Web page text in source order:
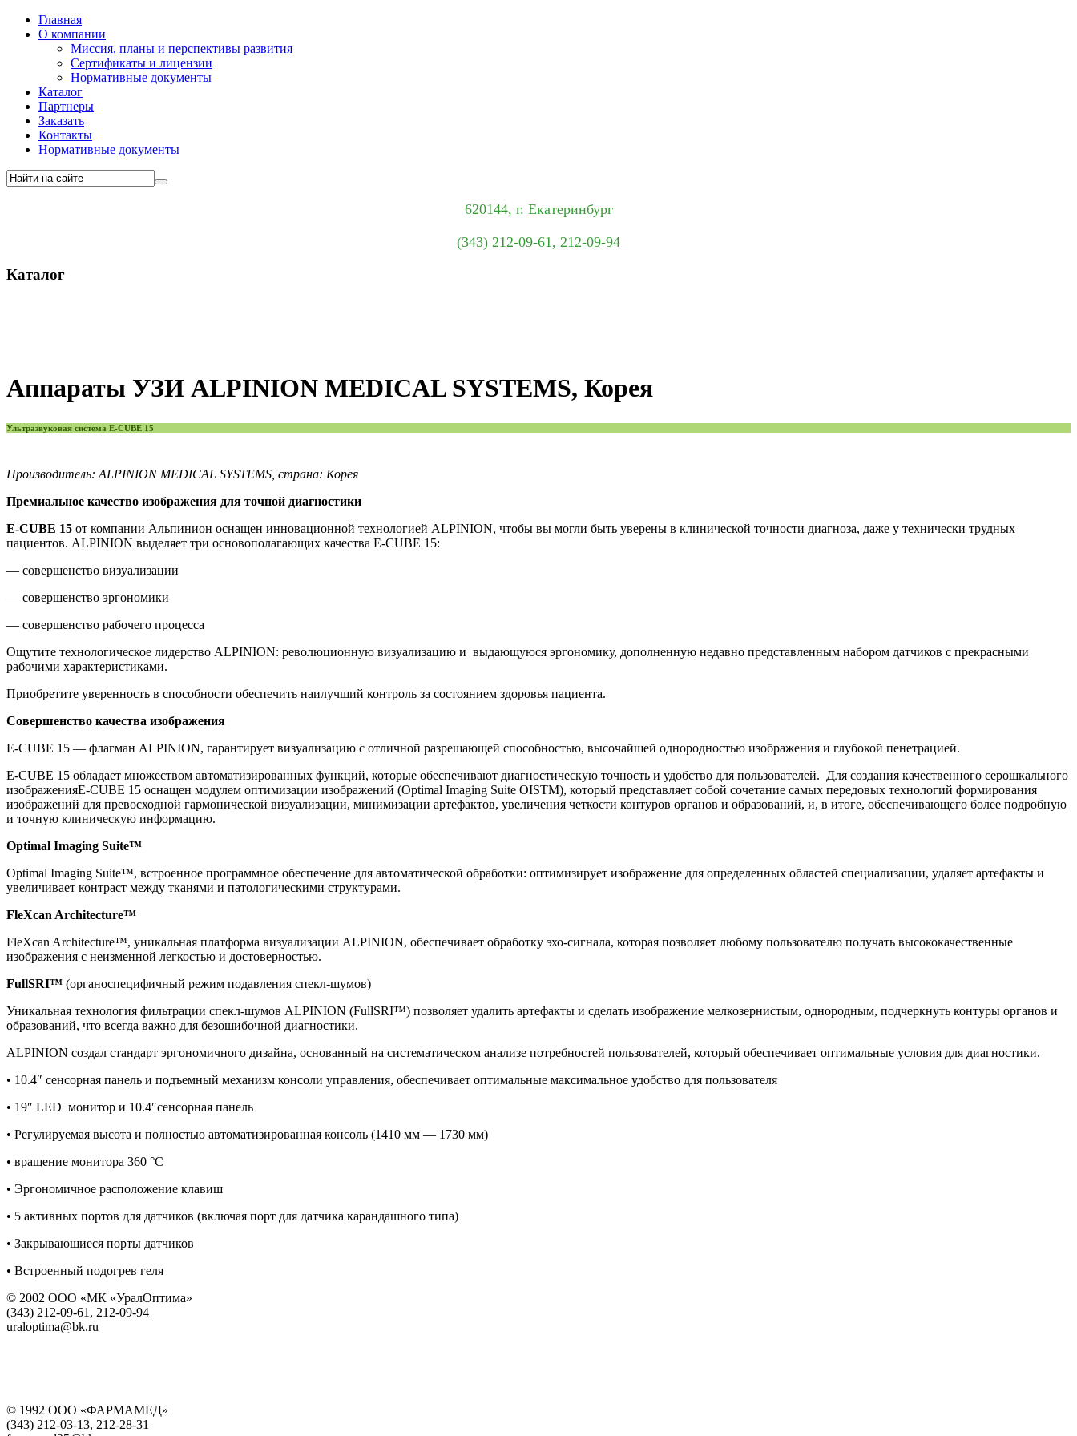
Главная
О компании
Миссия, планы и перспективы развития
Сертификаты и лицензии
Нормативные документы
Каталог
Партнеры
Заказать
Контакты
Нормативные документы
620144, г. Екатеринбург
(343) 212-09-61, 212-09-94
Каталог
Аппараты УЗИ ALPINION MEDICAL SYSTEMS, Корея
Ультразвуковая система E-CUBE 15
Производитель: ALPINION MEDICAL SYSTEMS, страна: Корея
Премиальное качество изображения для точной диагностики
E-CUBE 15 от компании Альпинион оснащен инновационной технологией ALPINION, чтобы вы могли быть уверены в клинической точности диагноза, даже у технически трудных
пациентов. ALPINION выделяет три основополагающих качества E-CUBE 15:
— совершенство визуализации
— совершенство эргономики
— совершенство рабочего процесса
Ощутите технологическое лидерство ALPINION: революционную визуализацию и выдающуюся эргономику, дополненную недавно представленным набором датчиков с прекрасными
рабочими характеристиками.
Приобретите уверенность в способности обеспечить наилучший контроль за состоянием здоровья пациента.
Совершенство качества изображения
E-CUBE 15 — флагман ALPINION, гарантирует визуализацию с отличной разрешающей способностью, высочайшей однородностью изображения и глубокой пенетрацией.
E-CUBE 15 обладает множеством автоматизированных функций, которые обеспечивают диагностическую точность и удобство для пользователей. Для создания качественного серошкального
изображенияE-CUBE 15 оснащен модулем оптимизации изображений (Optimal Imaging Suite OISTM), который представляет собой сочетание самых передовых технологий формирования
изображений для превосходной гармонической визуализации, минимизации артефактов, увеличения четкости контуров органов и образований, и, в итоге, обеспечивающего более подробную
и точную клиническую информацию.
Optimal Imaging Suite™
Optimal Imaging Suite™, встроенное программное обеспечение для автоматической обработки: оптимизирует изображение для определенных областей специализации, удаляет артефакты и
увеличивает контраст между тканями и патологическими структурами.
FleXcan Architecture™
FleXcan Architecture™, уникальная платформа визуализации ALPINION, обеспечивает обработку эхо-сигнала, которая позволяет любому пользователю получать высококачественные
изображения с неизменной легкостью и достоверностью.
FullSRI™ (органоспецифичный режим подавления спекл-шумов)
Уникальная технология фильтрации спекл-шумов ALPINION (FullSRI™) позволяет удалить артефакты и сделать изображение мелкозернистым, однородным, подчеркнуть контуры органов и
образований, что всегда важно для безошибочной диагностики.
ALPINION создал стандарт эргономичного дизайна, основанный на систематическом анализе потребностей пользователей, который обеспечивает оптимальные условия для диагностики.
• 10.4″ сенсорная панель и подъемный механизм консоли управления, обеспечивает оптимальные максимальное удобство для пользователя
• 19″ LED монитор и 10.4″сенсорная панель
• Регулируемая высота и полностью автоматизированная консоль (1410 мм — 1730 мм)
• вращение монитора 360 °C
• Эргономичное расположение клавиш
• 5 активных портов для датчиков (включая порт для датчика карандашного типа)
• Закрывающиеся порты датчиков
• Встроенный подогрев геля
© 2002 ООО «МК «УралОптима»
(343) 212-09-61, 212-09-94
uraloptima@bk.ru
© 1992 ООО «ФАРМАМЕД»
(343) 212-03-13, 212-28-31